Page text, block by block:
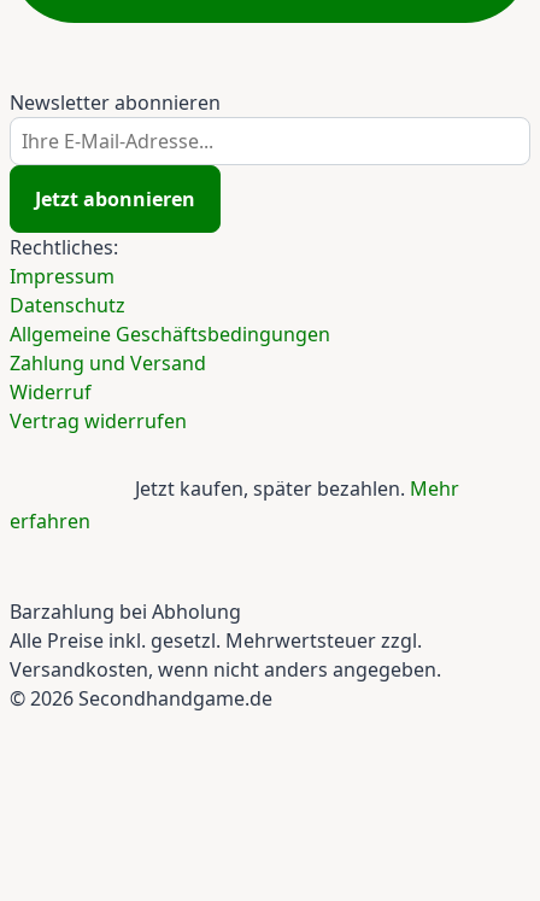
Newsletter abonnieren
Ihre E-Mail-Adresse...
Jetzt abonnieren
Rechtliches:
Impressum
Datenschutz
Allgemeine Geschäftsbedingungen
Zahlung und Versand
Widerruf
Vertrag widerrufen
Jetzt kaufen, später bezahlen. Mehr
erfahren
Barzahlung bei Abholung
Alle Preise inkl. gesetzl. Mehrwertsteuer zzgl.
Versandkosten, wenn nicht anders angegeben.
© 2026 Secondhandgame.de